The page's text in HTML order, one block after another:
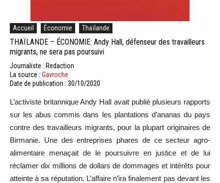
Accueil Économie Thaïlande
THAÏLANDE – ÉCONOMIE: Andy Hall, défenseur des travailleurs
migrants, ne sera pas poursuivi
Journaliste : Redaction
La source : Gavroche
Date de publication : 30/10/2020
L’activiste britannique Andy Hall avait publié plusieurs rapports
sur les abus commis dans les plantations d’ananas du pays
contre des travailleurs migrants, pour la plupart originaires de
Birmanie. Une des entreprises phares de ce secteur agro-
alimentaire menaçait de le poursuivre en justice et de lui
réclamer dix millions de dollars de dommages et intérêts pour
atteinte à sa réputation. L’affaire n’ira finalement pas devant les